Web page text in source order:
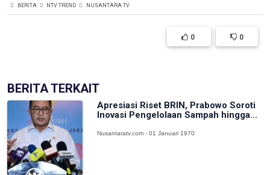
BERITA NTV TREND NUSANTARA TV
0 0
BERITA TERKAIT
Apresiasi Riset BRIN, Prabowo Soroti
Inovasi Pengelolaan Sampah hingga...
Nusantaratv.com - 01 Januari 1970